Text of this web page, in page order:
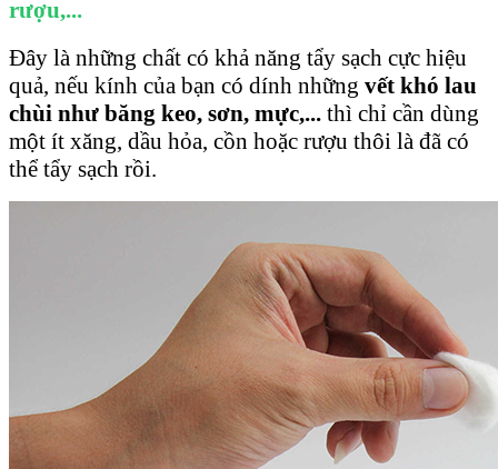
rượu,...
Đây là những chất có khả năng tẩy sạch cực hiệu
quả, nếu kính của bạn có dính những vết khó lau
chùi như băng keo, sơn, mực,... thì chỉ cần dùng
một ít xăng, dầu hỏa, cồn hoặc rượu thôi là đã có
thể tẩy sạch rồi.